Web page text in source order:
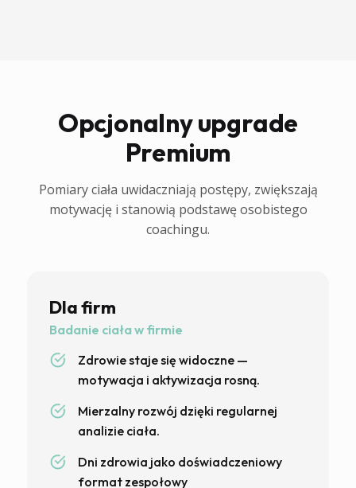
Opcjonalny upgrade
Premium
Pomiary ciała uwidaczniają postępy, zwiększają
motywację i stanowią podstawę osobistego
coachingu.
Dla firm
Badanie ciała w firmie
Zdrowie staje się widoczne —
motywacja i aktywizacja rosną.
Mierzalny rozwój dzięki regularnej
analizie ciała.
Dni zdrowia jako doświadczeniowy
format zespołowy